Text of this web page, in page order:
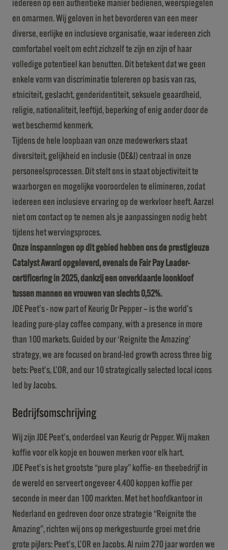
iedereen op een authentieke manier bedienen, weerspiegelen
en omarmen. Wij geloven in het bevorderen van een meer
diverse, eerlijke en inclusieve organisatie, waar iedereen zich
comfortabel voelt om echt zichzelf te zijn en zijn of haar
volledige potentieel kan benutten. Dit betekent dat we geen
enkele vorm van discriminatie tolereren op basis van ras,
etniciteit, geslacht, genderidentiteit, seksuele geaardheid,
religie, nationaliteit, leeftijd, beperking of enig ander door de
wet beschermd kenmerk.
Tijdens de hele loopbaan van onze medewerkers staat
diversiteit, gelijkheid en inclusie (DE&I) centraal in onze
personeelsprocessen. Dit stelt ons in staat objectiviteit te
waarborgen en mogelijke vooroordelen te elimineren, zodat
iedereen een inclusieve ervaring op de werkvloer heeft. Aarzel
niet om contact op te nemen als je aanpassingen nodig hebt
tijdens het wervingsproces.
Onze inspanningen op dit gebied hebben ons de prestigieuze
Catalyst Award opgeleverd, evenals de Fair Pay Leader-
certificering in 2025, dankzij een onverklaarde loonkloof
tussen mannen en vrouwen van slechts 0,52%.
JDE Peet’s - now part of Keurig Dr Pepper – is the world’s
leading pure-play coffee company, with a presence in more
than 100 markets. Guided by our ‘Reignite the Amazing’
strategy, we are focused on brand-led growth across three big
bets: Peet’s, L’OR, and our 10 strategically selected local icons
led by Jacobs.
Bedrijfsomschrijving
Wij zijn JDE Peet’s, onderdeel van Keurig dr Pepper. Wij maken
koffie voor elk kopje en bouwen merken voor elk hart.
JDE Peet’s is het grootste “pure play” koffie- en theebedrijf in
de wereld en serveert ongeveer 4.400 koppen koffie per
seconde in meer dan 100 markten. Met het hoofdkantoor in
Nederland en gedreven door onze strategie “Reignite the
Amazing”, richten wij ons op merkgestuurde groei met drie
grote pijlers: Peet’s, L’OR en Jacobs. Al ruim 270 jaar worden we